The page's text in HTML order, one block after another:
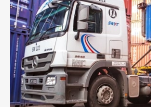
Цена за км.
- Контейнерные грузоперевозки на
оборудованном транспорте быстро,
безопасно.
- Наша транспортная компания
организовать доставку в порт и из
стандартных контейнеров на
шаландах и площадках (открытых